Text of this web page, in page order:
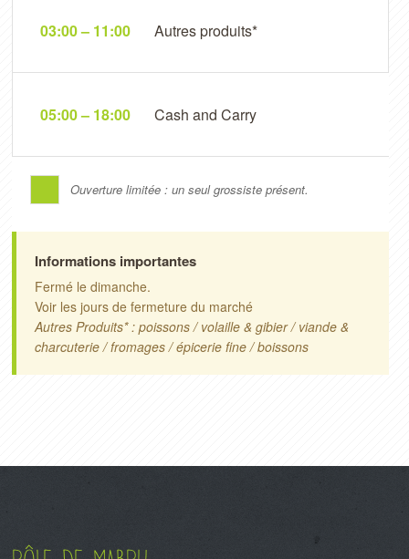
03:00 – 11:00 Autres produits*
05:00 – 18:00 Cash and Carry
Ouverture limitée : un seul grossiste présent.
Informations importantes
Fermé le dimanche.
Voir les jours de fermeture du marché
Autres Produits* : poissons / volaille & gibier / viande &
charcuterie / fromages / épicerie fine / boissons